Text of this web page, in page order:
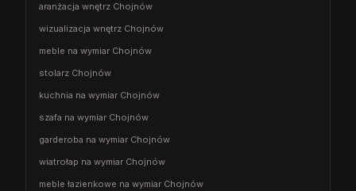
aranżacja wnętrz Chojnów
wizualizacja wnętrz Chojnów
meble na wymiar Chojnów
stolarz Chojnów
kuchnia na wymiar Chojnów
szafa na wymiar Chojnów
garderoba na wymiar Chojnów
wiatrołap na wymiar Chojnów
meble łazienkowe na wymiar Chojnów